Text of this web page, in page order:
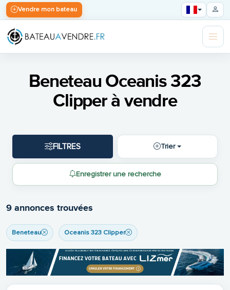
Vendre mon bateau
Beneteau Oceanis 323
Clipper à vendre
FILTRES Trier
Enregistrer une recherche
9 annonces trouvées
Beneteau Oceanis 323 Clipper